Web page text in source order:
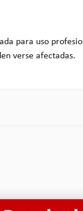
para uso
verse afectadas.